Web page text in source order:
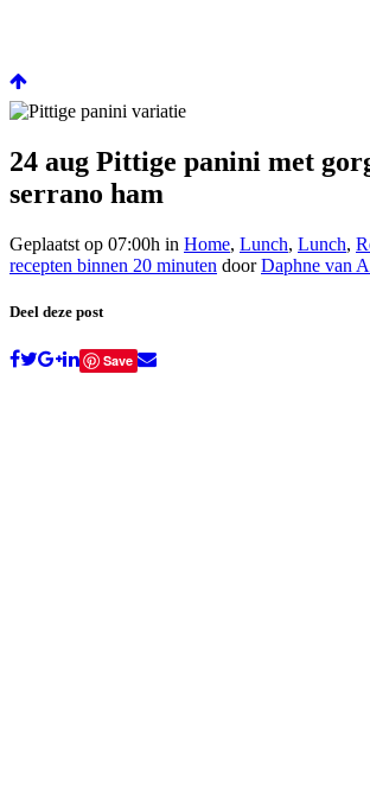
24 aug Pittige panini met
serrano ham
Geplaatst op 07:00h in Home, Lunch, Lunch,
recepten binnen 20 minuten doorDaphne van
Deel deze post
Save